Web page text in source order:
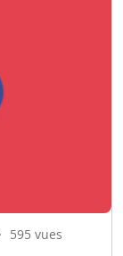
595 vues